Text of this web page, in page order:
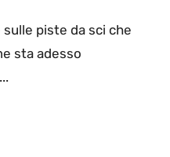
piste da sci che
sta adesso